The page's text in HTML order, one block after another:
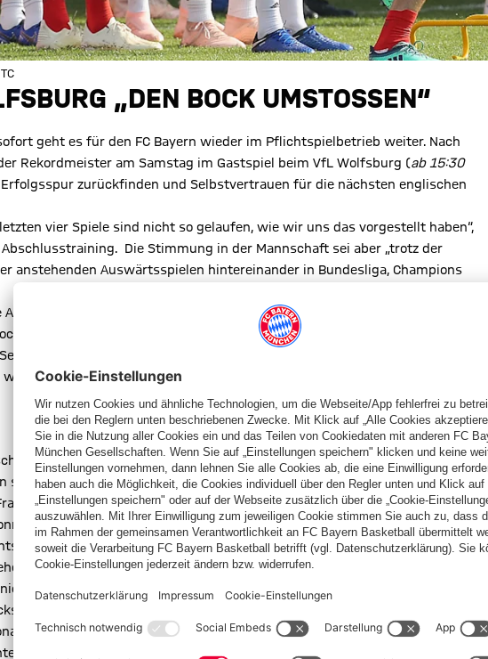
„DEN BOCK UMSTOSSEN“
geht es für den FC Bayern wieder im Pflichtspielbetrieb weiter. Nach
Rekordmeister am Samstag im Gastspiel beim VfL Wolfsburg (ab 15:30
zurückfinden und Selbstvertrauen für die nächsten englischen
vier Spiele sind nicht so gelaufen, wie wir uns das vorgestellt haben“,
Die Stimmung in der Mannschaft sei aber „trotz der
anstehenden Auswärtsspielen hintereinander in Bundesliga, Champions
ist gut, die Leidenschaft ist da“, betonte der 47 Jahre alte
umstoßen“ und wieder ein Erfolgserlebnis einfahren. „Das Leben besteht
- und das werden wir uns holen.“ Dazu müsse man vor allem
versuchen, die Chancen, die wir haben, ganz klar zu nutzen.“
und intensives Spiel“ für seine Mannschaft. Die Niedersachsen
entwickelt. „Die Mannschaft ist besser als in den beiden Jahren zuvor“,
Kingsley Coman und Corentin Tolisso seinen gesamten Kader zur
von seinem Länderteam nach München zurückgekehrt.
der jüngsten Serie der Münchner eine Chance für sein Team. „Wir haben
Bayern-Profi, warnte seine Mannschaft allerdings davor, die
beeinflussen lassen von dem, was bei den Bayern passiert. Ich erwarte
hat“, so Labbadia weiter.
selbst seit fünf Spielen ohne dreifachen Punktgewinn. Seither gab es
muss Labbadia am Samstag auf seinen Kapitän Josuha Guilavogui